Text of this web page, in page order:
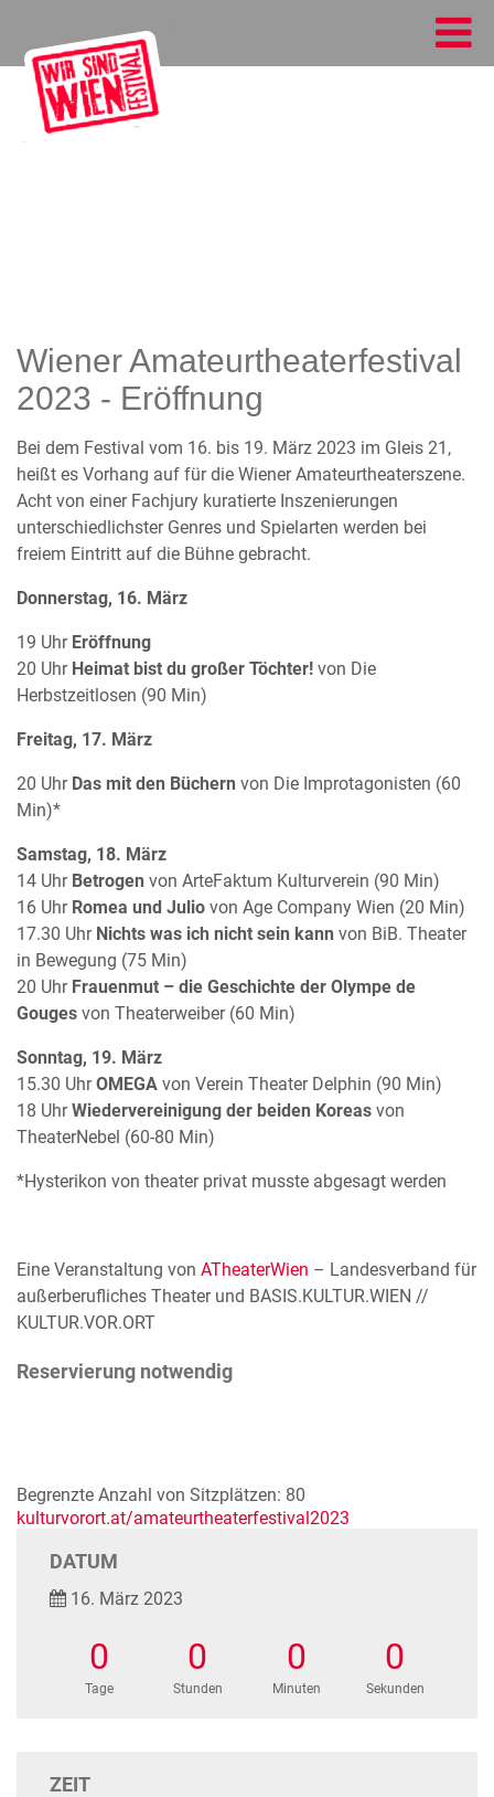
Wiener Amateurtheaterfestival
2023 - Eröffnung
Bei dem Festival vom 16. bis 19. März 2023 im Gleis 21,
heißt es Vorhang auf für die Wiener Amateurtheaterszene.
Acht von einer Fachjury kuratierte Inszenierungen
unterschiedlichster Genres und Spielarten werden bei
freiem Eintritt auf die Bühne gebracht.
Donnerstag, 16. März
19 Uhr Eröffnung
20 Uhr Heimat bist du großer Töchter! von Die
Herbstzeitlosen (90 Min)
Freitag, 17. März
20 Uhr Das mit den Büchern von Die Improtagonisten (60
Min)*
Samstag, 18. März
14 Uhr Betrogen von ArteFaktum Kulturverein (90 Min)
16 Uhr Romea und Julio von Age Company Wien (20 Min)
17.30 Uhr Nichts was ich nicht sein kann von BiB. Theater
in Bewegung (75 Min)
20 Uhr Frauenmut – die Geschichte der Olympe de
Gouges von Theaterweiber (60 Min)
Sonntag, 19. März
15.30 UhrOMEGA von Verein Theater Delphin (90 Min)
18 UhrWiedervereinigung der beiden Koreas von
TheaterNebel (60-80 Min)
*Hysterikon von theater privat musste abgesagt werden
Eine Veranstaltung von ATheaterWien – Landesverband für
außerberufliches Theater und BASIS.KULTUR.WIEN //
KULTUR.VOR.ORT
Reservierung notwendig
Begrenzte Anzahl von Sitzplätzen: 80
kulturvorort.at/amateurtheaterfestival2023
DATUM
16. März 2023
0
Tage
0
Stunden
0
Minuten
0
Sekunden
ZEIT